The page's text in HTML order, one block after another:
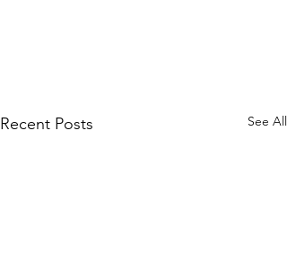
Recent Posts See All